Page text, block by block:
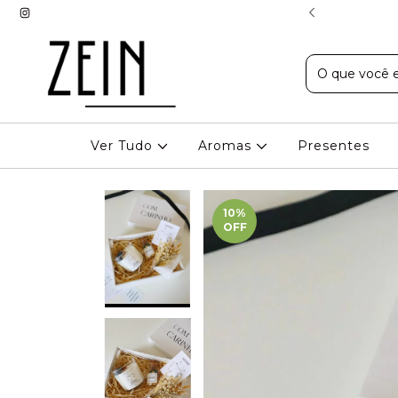
EM BH
Ver Tudo Aromas Presentes
10%
OFF